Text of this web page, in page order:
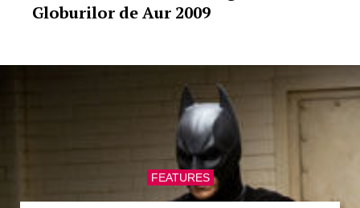
Globurilor de Aur 2009
FEATURES